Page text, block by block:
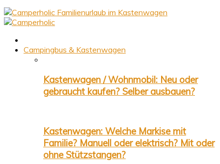
Familienurlaub im Kastenwagen
Campingbus & Kastenwagen
Kastenwagen / Wohnmobil: Neu oder
gebraucht kaufen? Selber ausbauen?
Kastenwagen: Welche Markise mit
Familie? Manuell oder elektrisch? Mit oder
ohne Stützstangen?